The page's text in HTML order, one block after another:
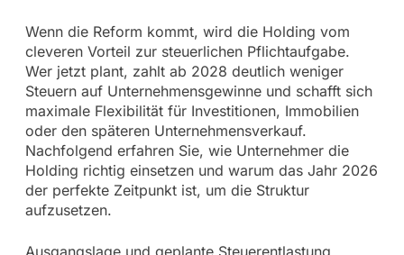
Wenn die Reform kommt, wird die Holding vom
cleveren Vorteil zur steuerlichen Pflichtaufgabe.
Wer jetzt plant, zahlt ab 2028 deutlich weniger
Steuern auf Unternehmensgewinne und schafft sich
maximale Flexibilität für Investitionen, Immobilien
oder den späteren Unternehmensverkauf.
Nachfolgend erfahren Sie, wie Unternehmer die
Holding richtig einsetzen und warum das Jahr 2026
der perfekte Zeitpunkt ist, um die Struktur
aufzusetzen.
Ausgangslage und geplante Steuerentlastung